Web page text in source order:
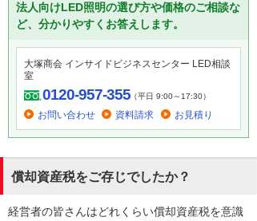
法人向けLED照明の選び方や価格のご相談な
ど、分かりやすくお答えします。
大塚商会 インサイドビジネスセンター LED相談
室
0120-957-355（平日 9:00～17:30）
お問い合わせ 資料請求 お見積り
償却資産税をご存じでしたか？
経営者の皆さんはどれくらい償却資産税を意識